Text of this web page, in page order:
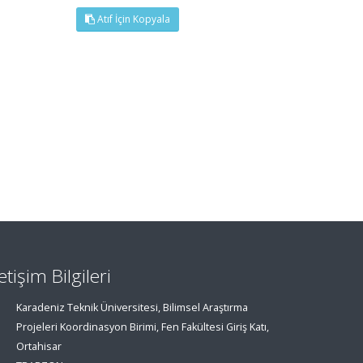
Atıf İçin Kopyala
Bilgileri
Karadeniz Teknik Üniversitesi, Bilimsel Araştırma
Projeleri Koordinasyon Birimi, Fen Fakültesi Giriş Katı,
Ortahisar